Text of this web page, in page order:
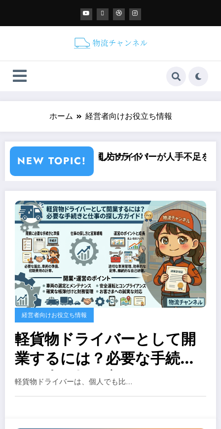
ホーム 経営者向けお役立ち情報
NEW TOPIC!
の探し方ガイド！
外国人ドライバーが人手不足を救う？現状とこれか
スマー
経営者向けお役立ち情報
軽貨物ドライバーとして開
業するには？必要な手続き
と仕事の探し方ガイド！
軽貨物ドライバーは、個人でも比…